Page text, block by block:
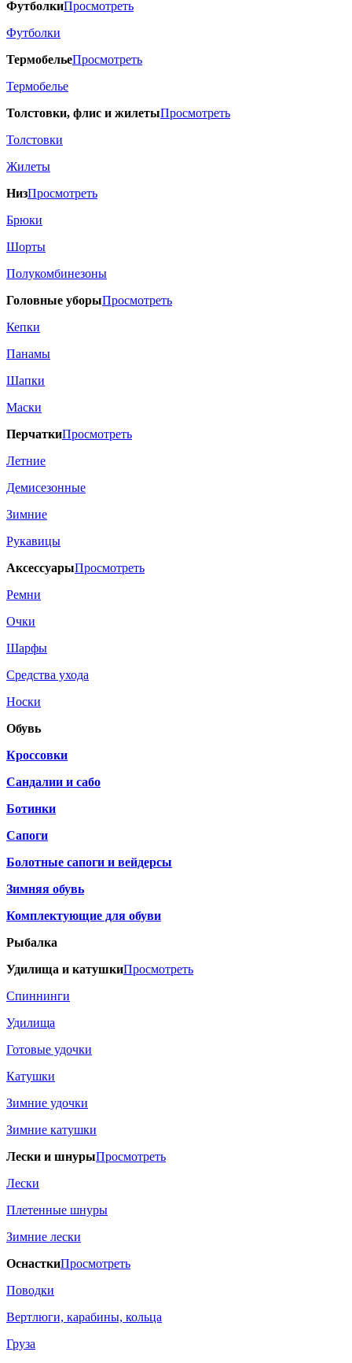
ФутболкиПросмотреть
Футболки
ТермобельеПросмотреть
Термобелье
Толстовки, флис и жилетыПросмотреть
Толстовки
Жилеты
НизПросмотреть
Брюки
Шорты
Полукомбинезоны
Головные уборыПросмотреть
Кепки
Панамы
Шапки
Маски
ПерчаткиПросмотреть
Летние
Демисезонные
Зимние
Рукавицы
АксессуарыПросмотреть
Ремни
Очки
Шарфы
Средства ухода
Носки
Обувь
Кроссовки
Сандалии и сабо
Ботинки
Сапоги
Болотные сапоги и вейдерсы
Зимняя обувь
Комплектующие для обуви
Рыбалка
Удилища и катушкиПросмотреть
Спиннинги
Удилища
Готовые удочки
Катушки
Зимние удочки
Зимние катушки
Лески и шнурыПросмотреть
Лески
Плетенные шнуры
Зимние лески
ОснасткиПросмотреть
Поводки
Вертлюги, карабины, кольца
Груза